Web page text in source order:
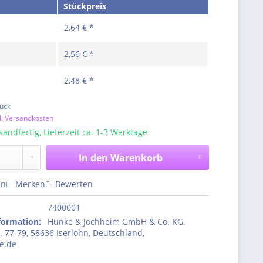
Stückpreis
2,64 € *
2,56 € *
2,48 € *
Versandkosten
Lieferzeit ca. 1-3 Werktage
In den Warenkorb
Merken Bewerten
7400001
:
Hunke & Jochheim GmbH & Co. KG,
77-79, 58636 Iserlohn, Deutschland,